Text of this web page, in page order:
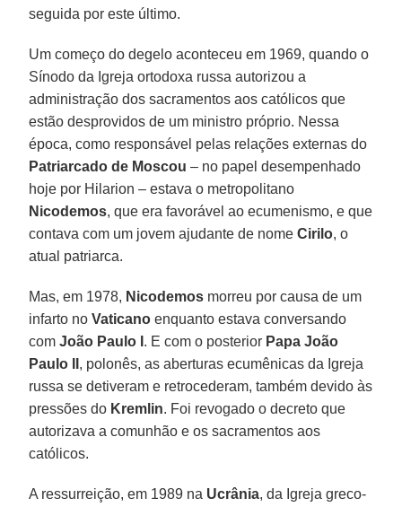
seguida por este último.
Um começo do degelo aconteceu em 1969, quando o
Sínodo da Igreja ortodoxa russa autorizou a
administração dos sacramentos aos católicos que
estão desprovidos de um ministro próprio. Nessa
época, como responsável pelas relações externas do
Patriarcado de Moscou – no papel desempenhado
hoje por Hilarion – estava o metropolitano
Nicodemos, que era favorável ao ecumenismo, e que
contava com um jovem ajudante de nomeCirilo, o
atual patriarca.
Mas, em 1978, Nicodemos morreu por causa de um
infarto noVaticano enquanto estava conversando
comJoão Paulo I . E com o posterior Papa João
Paulo II , polonês, as aberturas ecumênicas da Igreja
russa se detiveram e retrocederam, também devido às
pressões do Kremlin. Foi revogado o decreto que
autorizava a comunhão e os sacramentos aos
católicos.
A ressurreição, em 1989 na Ucrânia, da Igreja greco-